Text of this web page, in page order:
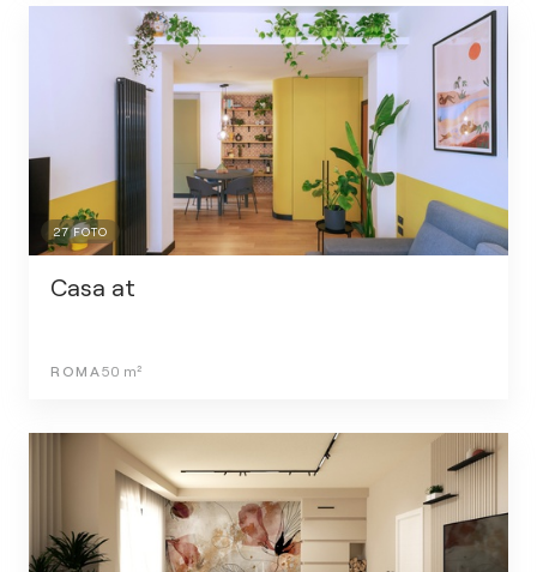
27FOTO
Casa at
ROMA 50 m²